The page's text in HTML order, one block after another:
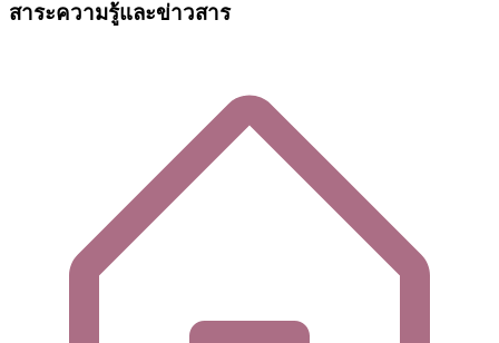
สาระความรู้และข่าวสาร